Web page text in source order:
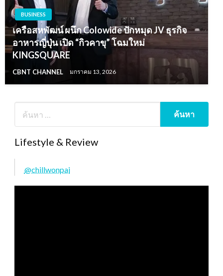
BUSINESS
เครือสหพัฒน์ ผนึก Colowide ปักหมุด JV ธุรกิจ
อาหารญี่ปุ่น เปิด “กิวคาขุ” โฉมใหม่
KINGSQUARE
CBNT CHANNEL มกราคม 13, 2026
Lifestyle & Review
@chillwonpai